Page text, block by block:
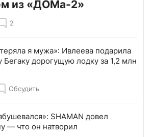
из «ДОМа-2»
2
я мужа»: Ивлеева подарила
Бегаку дорогущую лодку за 1,2 млн
Обсудить
SHAMAN довел
— что он натворил